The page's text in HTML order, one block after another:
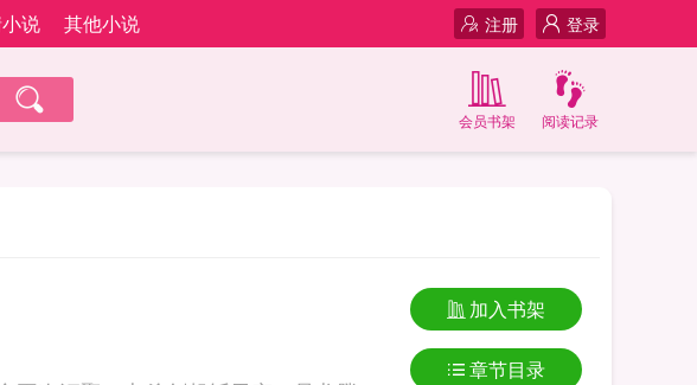
说 其他小说 登录
注册
阅读记录
会员书架
加入书架
章节目录